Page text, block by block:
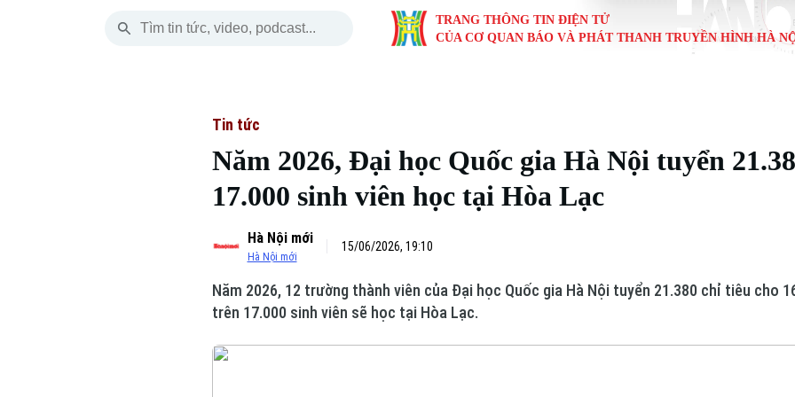
TRANG THÔNG TIN ĐIỆN TỬ
CỦA CƠ QUAN BÁO VÀ PHÁT THANH TRUYỀN HÌNH HÀ
Hà Nội
Chính trị
Xã hội
An ninh trật tự
Công nghệ
Người Hà Nội
Khoảnh khắc Hà Nội
Ẩm thực
Quân sự
Hồ sơ
Người Việt 4 phương
Cafe sáng
Tài chính Ngân hàng
Doanh nghiệp
Đầu tư
Căn hộ
Kinh nghiệm
Tàu
Xe máy
Đánh giá
Tuyển sinh Làng nghề Dinh
Tin tức
Năm 2026, Đại học Quốc gia Hà Nội tuyển
17.000 sinh viên học tại Hòa Lạc
Hà Nội mới
Hà Nội mới
15/06/2026, 19:10
Năm 2026, 12 trường thành viên của Đại học Quốc gia Hà Nội tuyển 21.380 chỉ tiêu cho
trên 17.000 sinh viên sẽ học tại Hòa Lạc.